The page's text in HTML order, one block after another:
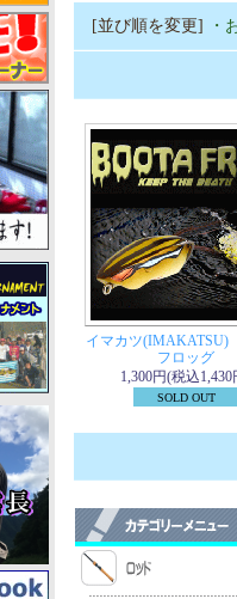
[並び順を変更] ・
イマカツ
フロッグ
1,300円(税込1,430
SOLD OUT